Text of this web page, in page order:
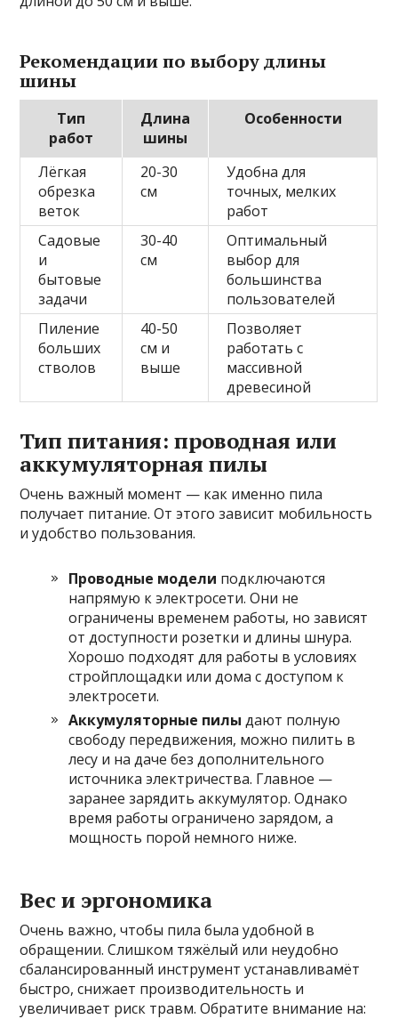
Рекомендации по выбору длины
шины
Тип
работ
Длина
шины
Особенности
Лёгкая
обрезка
веток
20-30
см
Удобна для
точных, мелких
работ
Садовые
и
бытовые
задачи
30-40
см
Оптимальный
выбор для
большинства
пользователей
Пиление
больших
стволов
40-50
см и
выше
Позволяет
работать с
массивной
древесиной
Тип питания: проводная или
аккумуляторная пилы
Очень важный момент — как именно пила
получает питание. От этого зависит мобильность
и удобство пользования.
Проводные модели подключаются
напрямую к электросети. Они не
ограничены временем работы, но зависят
от доступности розетки и длины шнура.
Хорошо подходят для работы в условиях
стройплощадки или дома с доступом к
электросети.
Аккумуляторные пилы дают полную
свободу передвижения, можно пилить в
лесу и на даче без дополнительного
источника электричества. Главное —
заранее зарядить аккумулятор. Однако
время работы ограничено зарядом, а
мощность порой немного ниже.
Вес и эргономика
Очень важно, чтобы пила была удобной в
обращении. Слишком тяжёлый или неудобно
сбалансированный инструмент устанавливамёт
быстро, снижает производительность и
увеличивает риск травм. Обратите внимание на: